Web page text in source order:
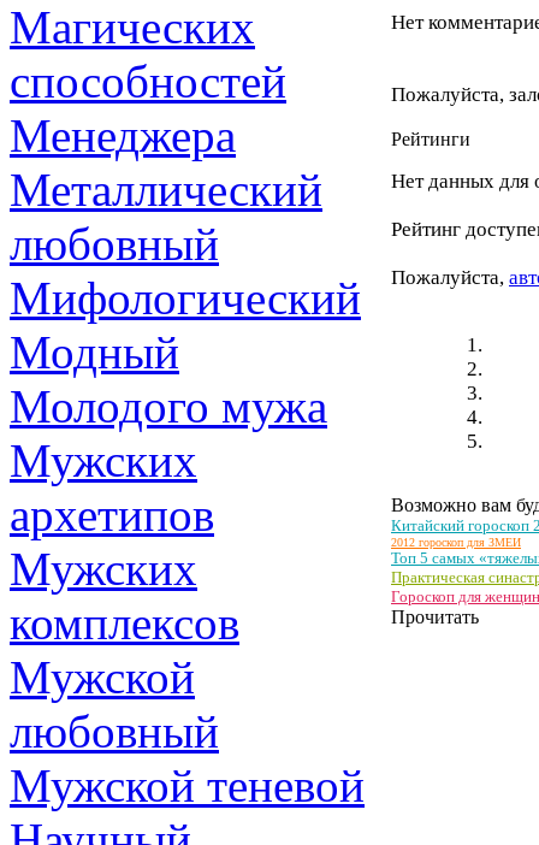
Магических
способностей
Менеджера
Металлический
любовный
Мифологический
Модный
Молодого мужа
Мужских
архетипов
Мужских
комплексов
Мужской
любовный
Мужской теневой
Нет
Пожалуйста,
Рейтинги
Нет данных для
Рейтинг
Пожалуйста,
Возможно вам
Китайский
2012 гороскоп для ЗМЕИ
Топ 5 самых
Практическая
Гороскоп для
Прочитать